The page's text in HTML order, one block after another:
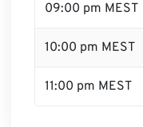
09:00 pm MEST
10:00 pm MEST
11:00 pm MEST